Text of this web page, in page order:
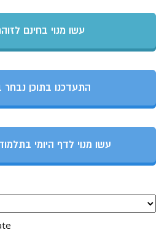
עשו מנוי בחינם
התעדכנו בתוכן
עשו מנוי לדף היומי